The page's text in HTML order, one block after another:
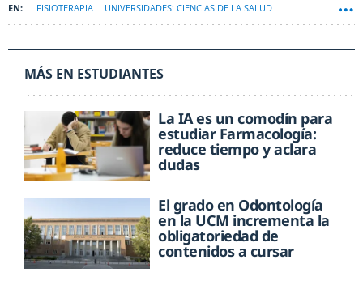
FISIOTERAPIA UNIVERSIDADES: CIENCIAS DE LA SALUD
MÁS EN ESTUDIANTES
La IA es un comodín para
estudiar Farmacología:
reduce tiempo y aclara
dudas
El grado en Odontología
en la UCM incrementa la
obligatoriedad de
contenidos a cursar